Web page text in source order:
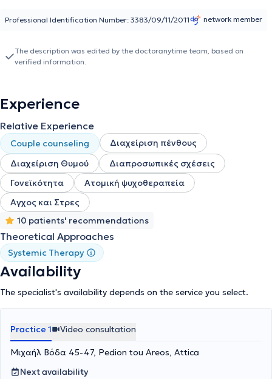
explorative minds: A co-operative inquiry of HELASYTH on its’
επαγγελματική τους ταυτότητα και τις προκλήσεις της.
Professional Identification Number: 3383/09/11/2011 network member
The description was edited by the doctoranytime team, based on
verified information.
Experience
Relative Experience
Couple counseling
Διαχείριση πένθους
Διαχείριση Θυμού
Διαπροσωπικές σχέσεις
Γονεϊκότητα
Ατομική ψυχοθεραπεία
Αγχος και Στρες
10 patients' recommendations
Theoretical Approaches
Systemic Therapy
Availability
The specialist's availability depends on the service you select.
Practice 1 Video consultation
Μιχαήλ Βόδα 45-47, Pedion tou Areos, Attica
Next availability